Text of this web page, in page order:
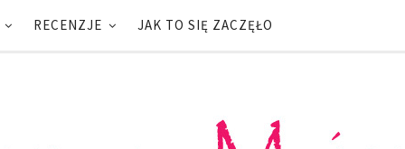
RECENZJE JAK TO SIĘ ZACZĘŁO